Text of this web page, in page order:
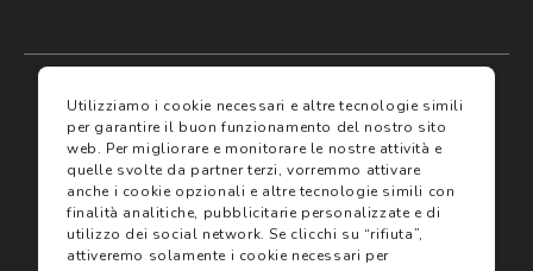
I miei preferiti
Assicurazioni
Servizi
Termini e condizioni
Termini di vendita
Avvertenze e informazioni di sicurezza sui prodotti
Utilizziamo i cookie necessari e altre tecnologie simili
per garantire il buon funzionamento del nostro sito
web. Per migliorare e monitorare le nostre attività e
quelle svolte da partner terzi, vorremmo attivare
anche i cookie opzionali e altre tecnologie simili con
finalità analitiche, pubblicitarie personalizzate e di
utilizzo dei social network. Se clicchi su “rifiuta”,
attiveremo solamente i cookie necessari per